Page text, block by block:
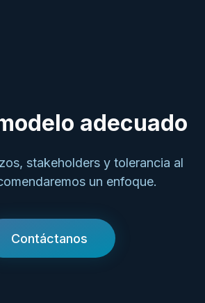
adecuado
stakeholders y tolerancia al
un enfoque.
Contáctanos